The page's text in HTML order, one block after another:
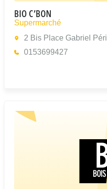
BIO C’BON
Supermarché
2 Bis Place Gabriel Péri
0153699427